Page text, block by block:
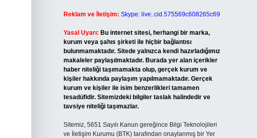
Reklam ve İletişim: Skype: live:.cid.575569c608265c69
Yasal Uyarı: Bu internet sitesi, herhangi bir marka,
kurum veya şahıs şirketi ile hiçbir bağlantısı
bulunmamaktadır. Sitede yalnızca kendi hazırladığımız
makaleler paylaşılmaktadır. Burada yer alan içerikler
haber niteliği taşımamakta olup, gerçek kurum ve
kişiler hakkında paylaşım yapılmamaktadır. Gerçek
kurum ve kişiler ile isim benzerlikleri tamamen
tesadüfidir. Sitemizdeki bilgiler taslak halindedir ve
tavsiye niteliği taşımazlar.
Sitemiz, 5651 Sayılı Kanun gereğince Bilgi Teknolojileri
ve İletişim Kurumu (BTK) tarafından onaylanmış bir Yer